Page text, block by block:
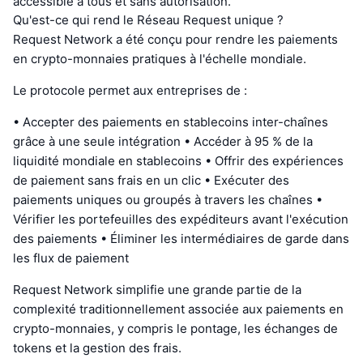
Qu'est-ce qui rend le Réseau Request unique ?
Request Network a été conçu pour rendre les paiements
en crypto-monnaies pratiques à l'échelle mondiale.
Le protocole permet aux entreprises de :
• Accepter des paiements en stablecoins inter-chaînes
grâce à une seule intégration • Accéder à 95 % de la
liquidité mondiale en stablecoins • Offrir des expériences
de paiement sans frais en un clic • Exécuter des
paiements uniques ou groupés à travers les chaînes •
Vérifier les portefeuilles des expéditeurs avant l'exécution
des paiements • Éliminer les intermédiaires de garde dans
les flux de paiement
Request Network simplifie une grande partie de la
complexité traditionnellement associée aux paiements en
crypto-monnaies, y compris le pontage, les échanges de
tokens et la gestion des frais.